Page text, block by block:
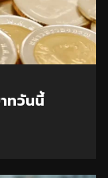
ทวันนี้